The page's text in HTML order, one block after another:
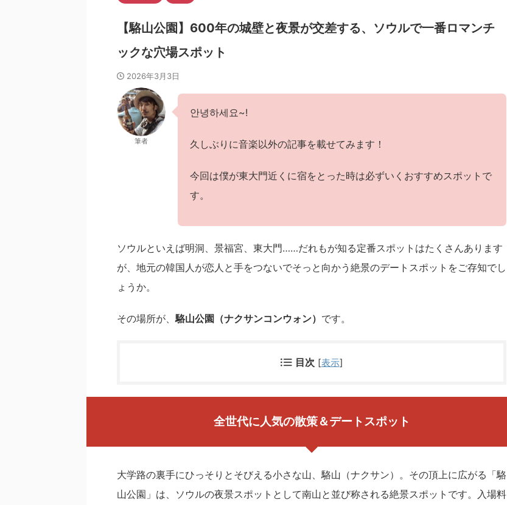
【駱山公園】600年の城壁と夜景が交差する、ソウルで一番ロマンチ
ックな穴場スポット
2026年3月3日
筆者
안녕하세요~!
久しぶりに音楽以外の記事を載せてみます！
今回は僕が東大門近くに宿をとった時は必ずいくおすすめスポットで
す。
ソウルといえば明洞、景福宮、東大門……だれもが知る定番スポットはたくさんあります
が、地元の韓国人が恋人と手をつないでそっと向かう絶景のデートスポットをご存知でし
ょうか。
その場所が、 駱山公園（ナクサンコンウォン） です。
目次 [表示]
全世代に人気の散策＆デートスポット
大学路の裏手にひっそりとそびえる小さな山、駱山（ナクサン）。その頂上に広がる「駱
山公園」は、ソウルの夜景スポットとして南山と並び称される絶景スポットです。入場料